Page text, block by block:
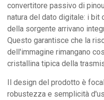
convertitore passivo di
natura del dato digitale: i bit
della sorgente arrivano
Questo garantisce che la
dell'immagine rimangano
cristallina tipica della
Il design del prodotto è
robustezza e semplicità